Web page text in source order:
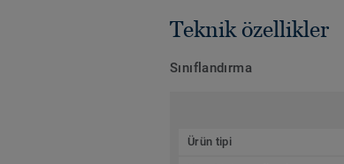
Teknik özellikler
Sınıflandırma
Ürün tipi